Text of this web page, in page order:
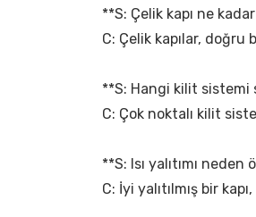
**S: Çelik kapı ne
C: Çelik kapılar,
**S: Hangi kilit sistemi
C: Çok noktalı kilit
**S: Isı yalıtımı neden
C: İyi yalıtılmış bir